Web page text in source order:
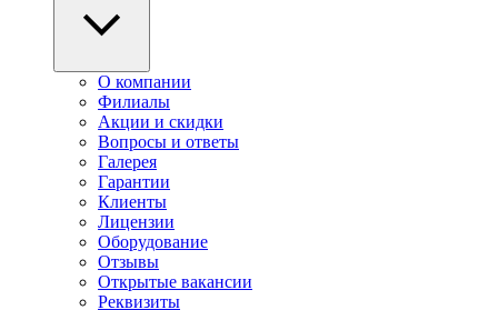
О компании
Филиалы
Акции и скидки
Вопросы и ответы
Галерея
Гарантии
Клиенты
Лицензии
Оборудование
Отзывы
Открытые вакансии
Реквизиты